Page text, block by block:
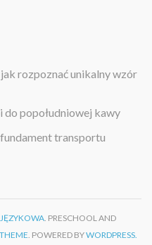
rozpoznać unikalny wzór
do popołudniowej kawy
transportu
. PRESCHOOL AND
. POWERED BYWORDPRESS.